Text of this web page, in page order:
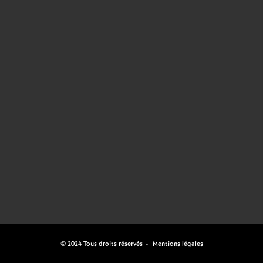
© 2024 Tous droits réservés Mentions légales